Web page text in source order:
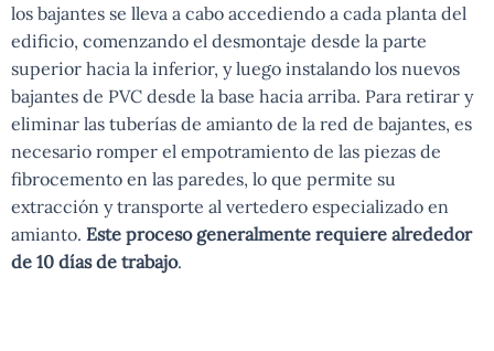
los bajantes se lleva a cabo accediendo a cada planta del
edificio, comenzando el desmontaje desde la parte
superior hacia la inferior, y luego instalando los nuevos
bajantes de PVC desde la base hacia arriba. Para retirar y
eliminar las tuberías de amianto de la red de bajantes, es
necesario romper el empotramiento de las piezas de
fibrocemento en las paredes, lo que permite su
extracción y transporte al vertedero especializado en
amianto. Este proceso generalmente requiere alrededor
de 10 días de trabajo.